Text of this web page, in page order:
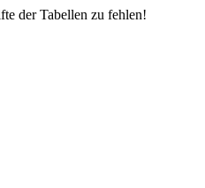
der Tabellen zu fehlen!